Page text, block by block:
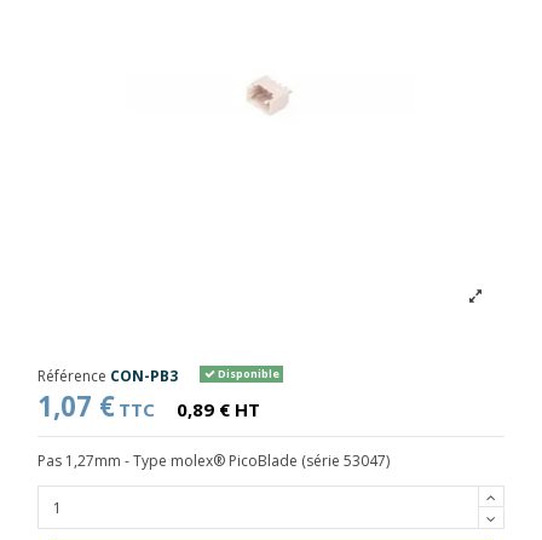
Référence CON-PB3 Disponible
1,07 € TTC 0,89 € HT
Pas 1,27mm - Type molex® PicoBlade (série 53047)